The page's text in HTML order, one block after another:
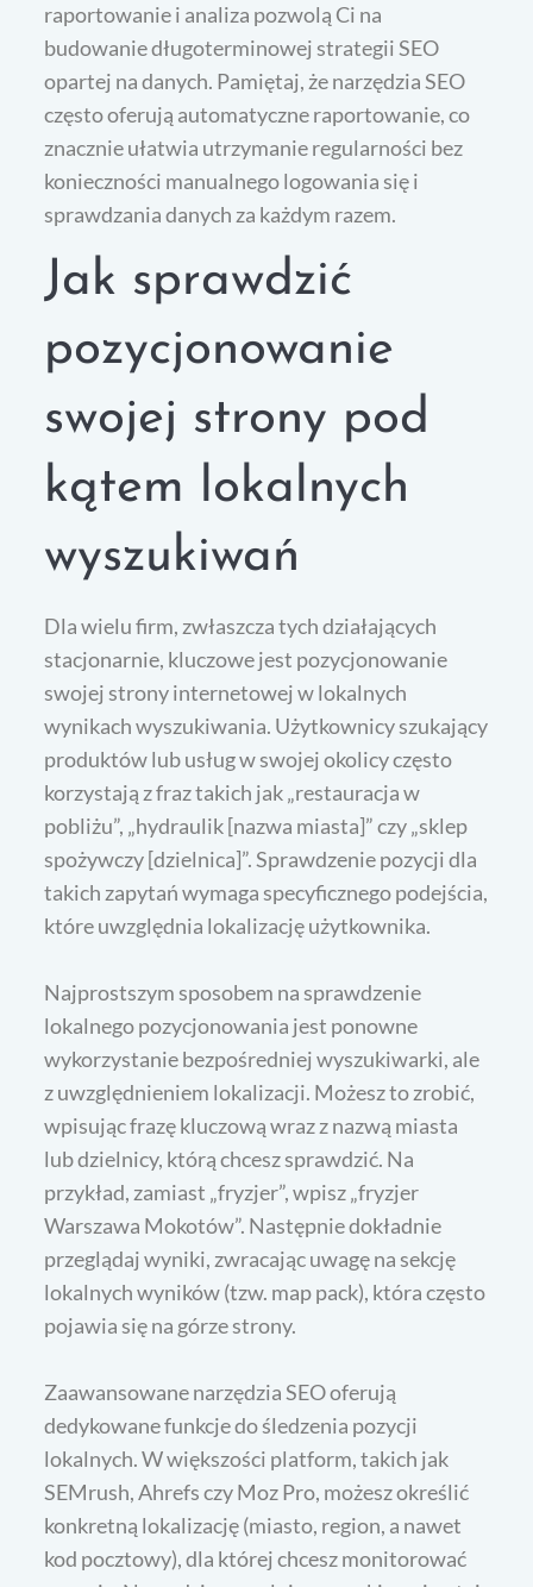
raportowanie i analiza pozwolą Ci na
budowanie długoterminowej strategii SEO
opartej na danych. Pamiętaj, że narzędzia SEO
często oferują automatyczne raportowanie, co
znacznie ułatwia utrzymanie regularności bez
konieczności manualnego logowania się i
sprawdzania danych za każdym razem.
Jak sprawdzić
pozycjonowanie
swojej strony pod
kątem lokalnych
wyszukiwań
Dla wielu firm, zwłaszcza tych działających
stacjonarnie, kluczowe jest pozycjonowanie
swojej strony internetowej w lokalnych
wynikach wyszukiwania. Użytkownicy szukający
produktów lub usług w swojej okolicy często
korzystają z fraz takich jak „restauracja w
pobliżu”, „hydraulik [nazwa miasta]” czy „sklep
spożywczy [dzielnica]”. Sprawdzenie pozycji dla
takich zapytań wymaga specyficznego podejścia,
które uwzględnia lokalizację użytkownika.
Najprostszym sposobem na sprawdzenie
lokalnego pozycjonowania jest ponowne
wykorzystanie bezpośredniej wyszukiwarki, ale
z uwzględnieniem lokalizacji. Możesz to zrobić,
wpisując frazę kluczową wraz z nazwą miasta
lub dzielnicy, którą chcesz sprawdzić. Na
przykład, zamiast „fryzjer”, wpisz „fryzjer
Warszawa Mokotów”. Następnie dokładnie
przeglądaj wyniki, zwracając uwagę na sekcję
lokalnych wyników (tzw. map pack), która często
pojawia się na górze strony.
Zaawansowane narzędzia SEO oferują
dedykowane funkcje do śledzenia pozycji
lokalnych. W większości platform, takich jak
SEMrush, Ahrefs czy Moz Pro, możesz określić
konkretną lokalizację (miasto, region, a nawet
kod pocztowy), dla której chcesz monitorować